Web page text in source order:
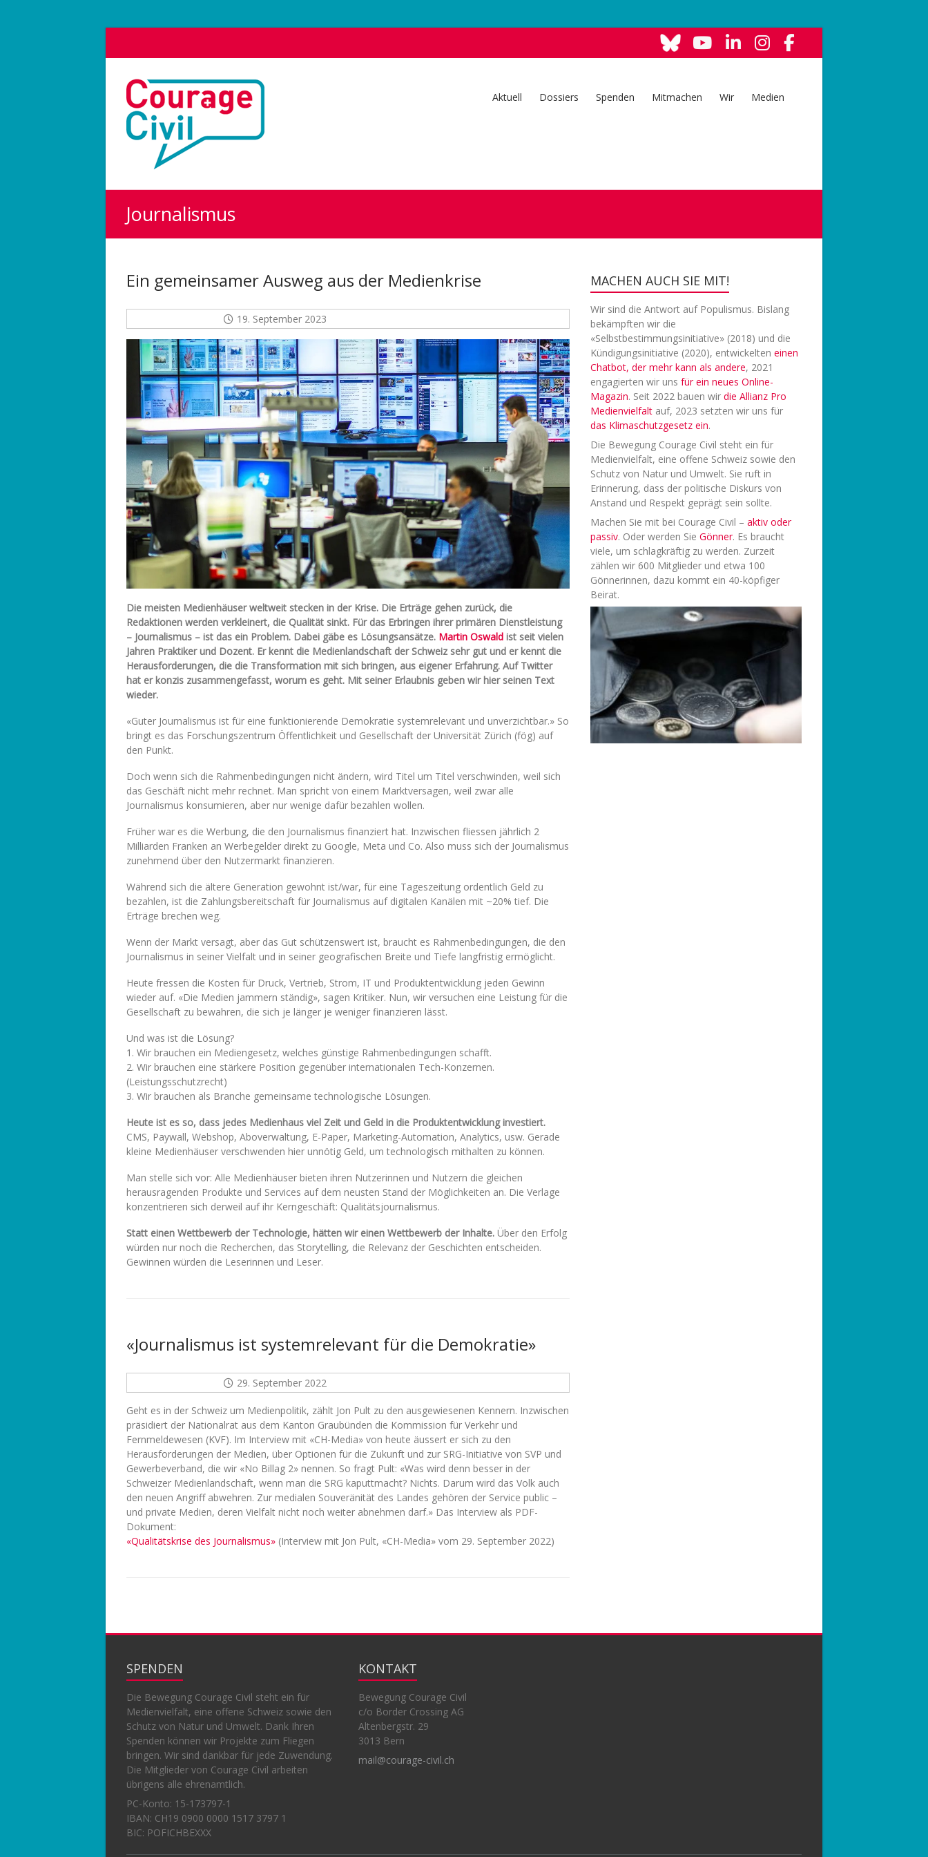
Courage
Civil
Weil
Demokratie
stärkt.
Aktuell Dossiers Spenden Mitmachen Wir Medien
Journalismus
Ein gemeinsamer Ausweg aus der Medienkrise
19. September 2023
Die meisten Medienhäuser weltweit stecken in der Krise. Die Erträge gehen zurück, die
Redaktionen werden verkleinert, die Qualität sinkt. Für das Erbringen ihrer primären Dienstleistung
– Journalismus – ist das ein Problem. Dabei gäbe es Lösungsansätze. Martin Oswald ist seit vielen
Jahren Praktiker und Dozent. Er kennt die Medienlandschaft der Schweiz sehr gut und er kennt die
Herausforderungen, die die Transformation mit sich bringen, aus eigener Erfahrung. Auf Twitter
hat er konzis zusammengefasst, worum es geht. Mit seiner Erlaubnis geben wir hier seinen Text
wieder.
«Guter Journalismus ist für eine funktionierende Demokratie systemrelevant und unverzichtbar.» So
bringt es das Forschungszentrum Öffentlichkeit und Gesellschaft der Universität Zürich (fög) auf
den Punkt.
Doch wenn sich die Rahmenbedingungen nicht ändern, wird Titel um Titel verschwinden, weil sich
das Geschäft nicht mehr rechnet. Man spricht von einem Marktversagen, weil zwar alle
Journalismus konsumieren, aber nur wenige dafür bezahlen wollen.
Früher war es die Werbung, die den Journalismus finanziert hat. Inzwischen fliessen jährlich 2
Milliarden Franken an Werbegelder direkt zu Google, Meta und Co. Also muss sich der Journalismus
zunehmend über den Nutzermarkt finanzieren.
Während sich die ältere Generation gewohnt ist/war, für eine Tageszeitung ordentlich Geld zu
bezahlen, ist die Zahlungsbereitschaft für Journalismus auf digitalen Kanälen mit ~20% tief. Die
Erträge brechen weg.
Wenn der Markt versagt, aber das Gut schützenswert ist, braucht es Rahmenbedingungen, die den
Journalismus in seiner Vielfalt und in seiner geografischen Breite und Tiefe langfristig ermöglicht.
Heute fressen die Kosten für Druck, Vertrieb, Strom, IT und Produktentwicklung jeden Gewinn
wieder auf. «Die Medien jammern ständig», sagen Kritiker. Nun, wir versuchen eine Leistung für die
Gesellschaft zu bewahren, die sich je länger je weniger finanzieren lässt.
Und was ist die Lösung?
1. Wir brauchen ein Mediengesetz, welches günstige Rahmenbedingungen schafft.
2. Wir brauchen eine stärkere Position gegenüber internationalen Tech-Konzernen.
(Leistungsschutzrecht)
3. Wir brauchen als Branche gemeinsame technologische Lösungen.
Heute ist es so, dass jedes Medienhaus viel Zeit und Geld in die Produktentwicklung investiert.
CMS, Paywall, Webshop, Aboverwaltung, E-Paper, Marketing-Automation, Analytics, usw. Gerade
kleine Medienhäuser verschwenden hier unnötig Geld, um technologisch mithalten zu können.
Man stelle sich vor: Alle Medienhäuser bieten ihren Nutzerinnen und Nutzern die gleichen
herausragenden Produkte und Services auf dem neusten Stand der Möglichkeiten an. Die Verlage
konzentrieren sich derweil auf ihr Kerngeschäft: Qualitätsjournalismus.
Statt einen Wettbewerb der Technologie, hätten wir einen Wettbewerb der Inhalte. Über den Erfolg
würden nur noch die Recherchen, das Storytelling, die Relevanz der Geschichten entscheiden.
Gewinnen würden die Leserinnen und Leser.
«Journalismus ist systemrelevant für die Demokratie»
29. September 2022
Geht es in der Schweiz um Medienpolitik, zählt Jon Pult zu den ausgewiesenen Kennern. Inzwischen
präsidiert der Nationalrat aus dem Kanton Graubünden die Kommission für Verkehr und
Fernmeldewesen (KVF). Im Interview mit «CH-Media» von heute äussert er sich zu den
Herausforderungen der Medien, über Optionen für die Zukunft und zur SRG-Initiative von SVP und
Gewerbeverband, die wir «No Billag 2» nennen. So fragt Pult: «Was wird denn besser in der
Schweizer Medienlandschaft, wenn man die SRG kaputtmacht? Nichts. Darum wird das Volk auch
den neuen Angriff abwehren. Zur medialen Souveränität des Landes gehören der Service public –
und private Medien, deren Vielfalt nicht noch weiter abnehmen darf.» Das Interview als PDF-
Dokument:
«Qualitätskrise des Journalismus» (Interview mit Jon Pult, «CH-Media» vom 29. September 2022)
MACHEN AUCH SIE MIT!
Wir sind die Antwort auf Populismus. Bislang
bekämpften wir die
«Selbstbestimmungsinitiative» (2018) und die
Kündigungsinitiative (2020), entwickelteneinen
Chatbot, der mehr kann als andere, 2021
engagierten wir unsfür ein neues Online-
Magazin. Seit 2022 bauen wirdie Allianz Pro
Medienvielfalt auf, 2023 setzten wir uns für
das Klimaschutzgesetz ein.
Die Bewegung Courage Civil steht ein für
Medienvielfalt, eine offene Schweiz sowie den
Schutz von Natur und Umwelt. Sie ruft in
Erinnerung, dass der politische Diskurs von
Anstand und Respekt geprägt sein sollte.
Machen Sie mit bei Courage Civil –aktiv oder
passiv. Oder werden SieGönner. Es braucht
viele, um schlagkräftig zu werden. Zurzeit
zählen wir 600 Mitglieder und etwa 100
Gönnerinnen, dazu kommt ein 40-köpfiger
Beirat.
SPENDEN
Die Bewegung Courage Civil steht ein für
Medienvielfalt, eine offene Schweiz sowie den
Schutz von Natur und Umwelt. Dank Ihren
Spenden können wir Projekte zum Fliegen
bringen. Wir sind dankbar für jede Zuwendung.
Die Mitglieder von Courage Civil arbeiten
übrigens alle ehrenamtlich.
PC-Konto: 15-173797-1
IBAN: CH19 0900 0000 1517 3797 1
BIC: POFICHBEXXX
KONTAKT
Bewegung Courage Civil
c/o Border Crossing AG
Altenbergstr. 29
3013 Bern
mail@courage-civil.ch